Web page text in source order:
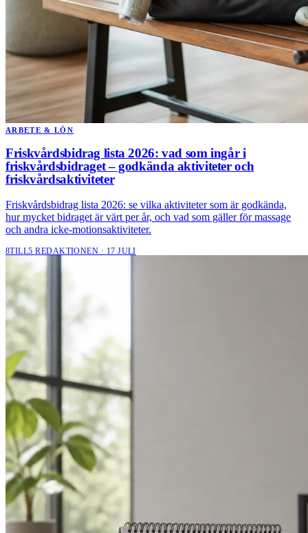
ARBETE & LÖN
Friskvårdsbidrag lista 2026: vad som ingår i
friskvårdsbidraget – godkända aktiviteter och
friskvårdsaktiviteter
Friskvårdsbidrag lista 2026: se vilka aktiviteter som är godkända,
hur mycket bidraget är värt per år, och vad som gäller för massage
och andra icke-motionsaktiviteter.
8TILL5 REDAKTIONEN · 17 JULI